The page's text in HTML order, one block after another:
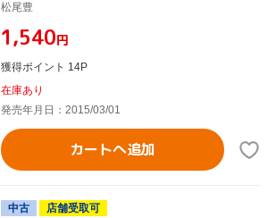
松尾豊
¥1,540円
獲得ポイント 14P
在庫あり
発売年月日：2015/03/01
カートへ追加
中古
店舗受取可